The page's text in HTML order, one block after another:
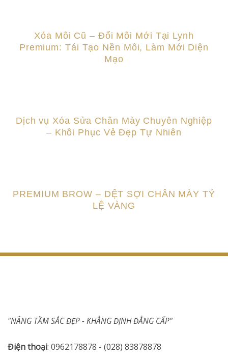
Xóa Môi Cũ – Đổi Môi Mới Tại Lynh
Premium: Tái Tạo Nền Môi, Làm Mới Diện
Mạo
Dịch vụ Xóa Sửa Chân Mày Chuyên Nghiệp
– Khôi Phục Vẻ Đẹp Tự Nhiên
PREMIUM BROW – DỆT SỢI CHÂN MÀY TỶ
LỆ VÀNG
"NÂNG TẦM SẮC ĐẸP - KHẲNG ĐỊNH ĐẲNG CẤP"
Điện thoại: 0962178878 - (028) 83878878